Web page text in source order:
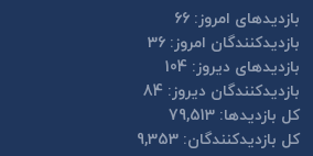
بازدیدهای امروز: 66
بازدیدکنندگان امروز: 36
بازدیدهای دیروز: 104
بازدیدکنندگان دیروز: 84
کل بازدیدها: 79,513
کل بازدیدکنند‌گان: 9,353